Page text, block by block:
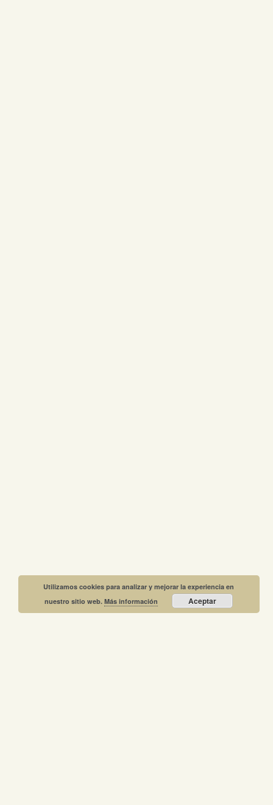
Utilizamos cookies para analizar y mejorar la experiencia en
nuestro sitio web.Más información Aceptar